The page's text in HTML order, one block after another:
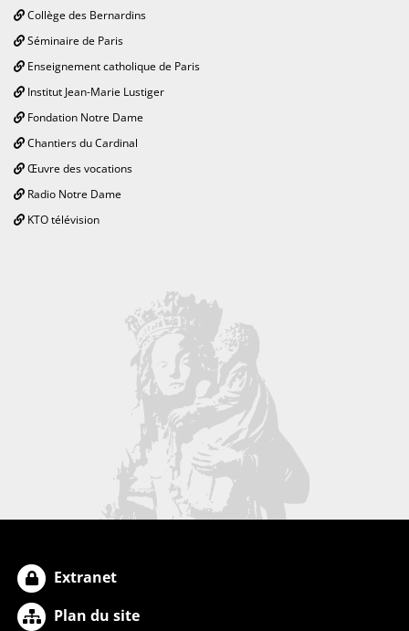
Collège des Bernardins
Séminaire de Paris
Enseignement catholique de Paris
Institut Jean-Marie Lustiger
Fondation Notre Dame
Chantiers du Cardinal
Œuvre des vocations
Radio Notre Dame
KTO télévision
Extranet
Plan du site